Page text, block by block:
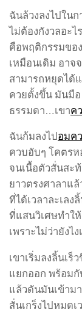
ฉันล้วงลงไปใน
ไม่ต้องกังวลอะไ
คือพฤติกรรมขอ
เหมือนเดิม อาจ
สามารถหยุดได้
ควยตั้งขึ้น มันมือ
ธรรมดา…เขาค
ฉันก้มลงไป อมค
ควบอับๆ โคตร
จนเนื้อตัวสั่นสะ
ยาวตรงศาลาแ
ที่ได้เวลาละเลง
ที่แสนวิเศษทำใ
เพราะไม่ว่ายัง
เขาเริ่มลงลิ้นเ
แยกออก พร้อม
แล้วดันมันเข้าม
สั่นเกร็งไปหมด